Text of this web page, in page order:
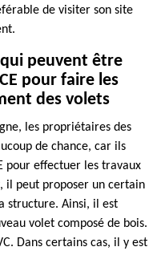
de visiter son site
peuvent être
pour faire les
des volets
les propriétaires des
de chance, car ils
pour effectuer les travaux
il peut proposer un certain
structure. Ainsi, il est
volet composé de bois.
Dans certains cas, il y est